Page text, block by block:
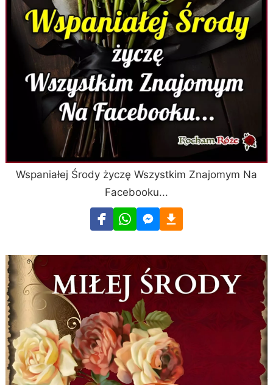
Wspaniałej Środy życzę Wszystkim Znajomym Na
Facebooku...